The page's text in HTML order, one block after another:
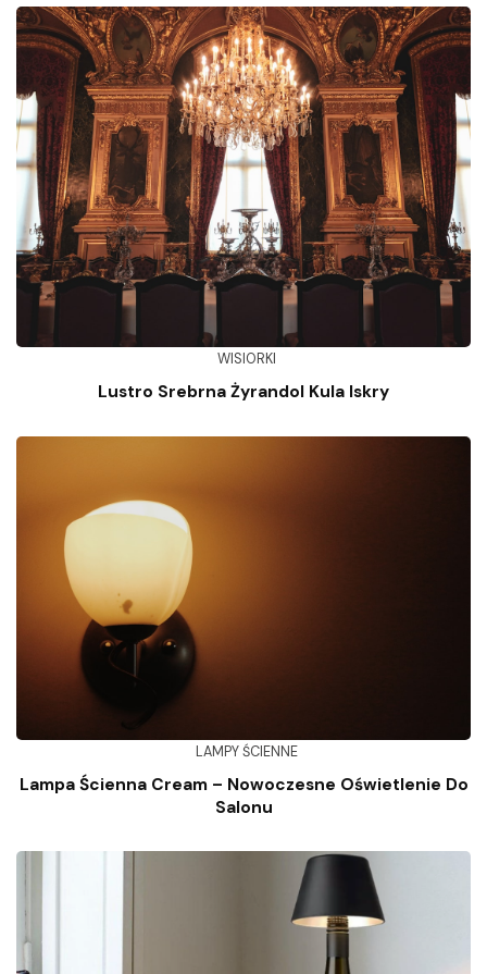
WISIORKI
Lustro Srebrna Żyrandol Kula Iskry
LAMPY ŚCIENNE
Lampa Ścienna Cream – Nowoczesne Oświetlenie Do
Salonu